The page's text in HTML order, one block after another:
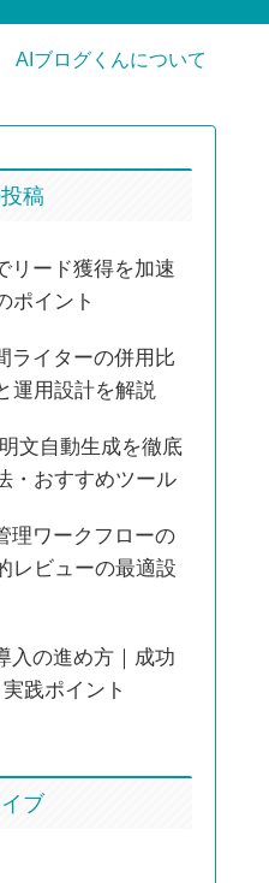
AIブログくんについて
稿
リード獲得を加速
ポイント
ライターの併用比
運用設計を解説
文自動生成を徹底
・おすすめツール
理ワークフローの
レビューの最適設
入の進め方｜成功
践ポイント
ブ